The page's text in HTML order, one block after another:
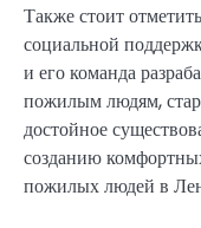
Также стоит
социальной
и его команда
пожилым людям,
достойное
созданию
пожилых людей в